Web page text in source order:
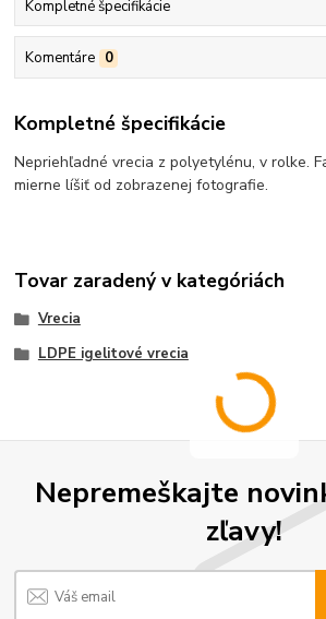
Kompletné špecifikácie
Komentáre 0
Kompletné špecifikácie
Nepriehľadné vrecia z polyetylénu, v rolke.
mierne líšiť od zobrazenej fotografie.
Tovar zaradený v kategóriách
Vrecia
LDPE igelitové vrecia
Nepremeškajte
zľavy!